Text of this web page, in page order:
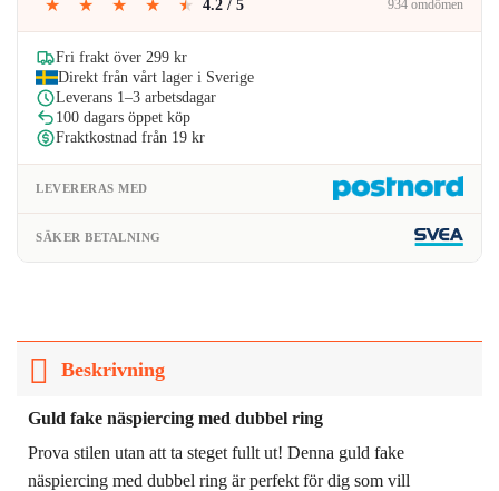
★ ★ ★ ★ ★ 4.2 / 5 934 omdömen
Fri frakt över 299 kr
Direkt från vårt lager i Sverige
Leverans 1–3 arbetsdagar
100 dagars öppet köp
Fraktkostnad från 19 kr
LEVERERAS MED
SÄKER BETALNING
Beskrivning
Guld fake näspiercing med dubbel ring
Prova stilen utan att ta steget fullt ut! Denna guld fake
näspiercing med dubbel ring är perfekt för dig som vill